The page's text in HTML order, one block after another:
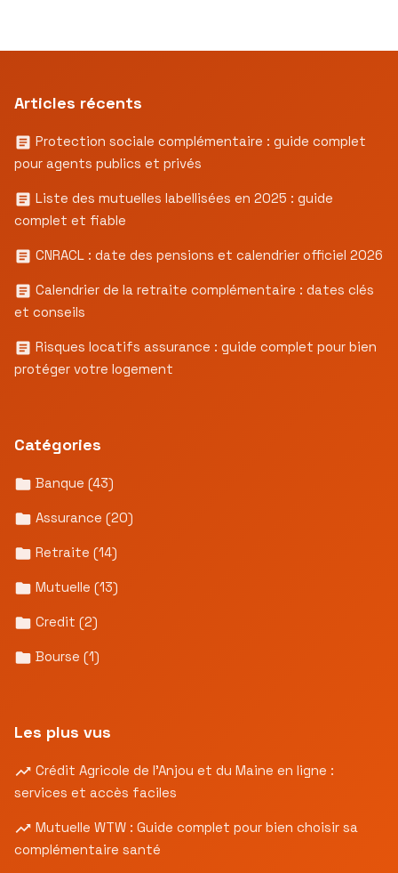
Articles récents
Protection sociale complémentaire : guide complet
pour agents publics et privés
Liste des mutuelles labellisées en 2025 : guide
complet et fiable
CNRACL : date des pensions et calendrier officiel 2026
Calendrier de la retraite complémentaire : dates clés
et conseils
Risques locatifs assurance : guide complet pour bien
protéger votre logement
Catégories
Banque (43)
Assurance (20)
Retraite (14)
Mutuelle (13)
Credit (2)
Bourse (1)
Les plus vus
Crédit Agricole de l’Anjou et du Maine en ligne :
services et accès faciles
Mutuelle WTW : Guide complet pour bien choisir sa
complémentaire santé